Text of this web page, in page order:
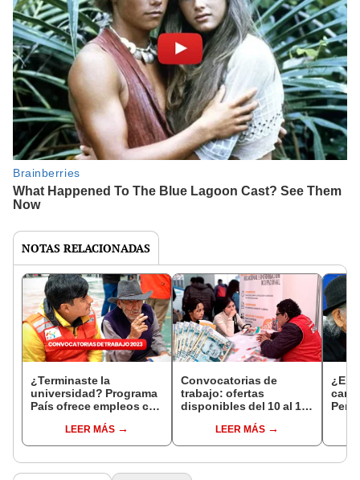
NOTAS RELACIONADAS
¿Terminaste la
universidad? Programa
País ofrece empleos con
LEER MÁS
Convocatorias de
trabajo: ofertas
disponibles del 10 al 16
hasta S/12.000
LEER MÁS